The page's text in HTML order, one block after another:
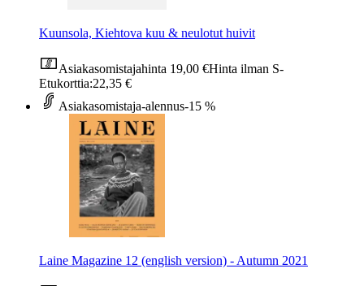
Kuunsola, Kiehtova kuu & neulotut huivit
Asiakasomistajahinta 19,00 €Hinta ilman S-
Etukorttia:22,35 €
Asiakasomistaja-alennus-15 %
Laine Magazine 12 (english version) - Autumn 2021